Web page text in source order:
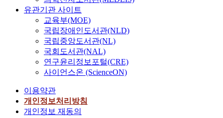
유관기관 사이트
교육부(MOE)
국립장애인도서관(NLD)
국립중앙도서관(NL)
국회도서관(NAL)
연구윤리정보포털(CRE)
사이언스온 (ScienceON)
이용약관
개인정보처리방침
개인정보 재동의